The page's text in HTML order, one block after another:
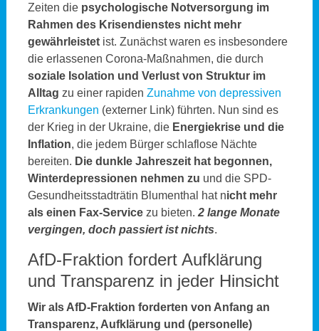
Zeiten die psychologische Notversorgung im
Rahmen des Krisendienstes nicht mehr
gewährleistetist. Zunächst waren es insbesondere
die erlassenen Corona-Maßnahmen, die durch
soziale Isolation und Verlust von Struktur im
Alltag zu einer rapiden Zunahme von depressiven
Erkrankungen (externer Link) führten. Nun sind es
der Krieg in der Ukraine, die Energiekrise und die
Inflation, die jedem Bürger schlaflose Nächte
bereiten. Die dunkle Jahreszeit hat begonnen,
Winterdepressionen nehmen zu und die SPD-
Gesundheitsstadträtin Blumenthal hat nicht mehr
als einen Fax-Servicezu bieten. 2 lange Monate
vergingen, doch passiert ist nichts.
AfD-Fraktion fordert Aufklärung
und Transparenz in jeder Hinsicht
Wir als AfD-Fraktion forderten von Anfang an
Transparenz, Aufklärung und (personelle)